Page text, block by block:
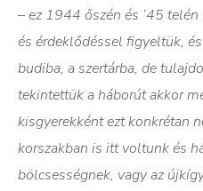
– ez 1944 őszén és ’45
és érdeklődéssel figyeltük,
budiba, a szertárba, de
tekintettük a háborút akkor
kisgyerekként ezt konkrétan
korszakban is itt voltunk és
bölcsességnek, vagy az